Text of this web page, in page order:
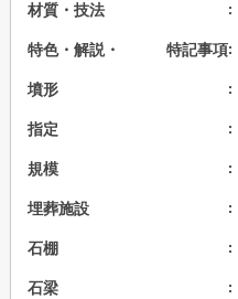
材質・技法
特色・解説・ 特記事項
墳形
指定
規模
埋葬施設
石棚
石梁